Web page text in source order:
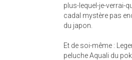
plus-lequel-je-verrai-
cadal mystère pas
du japon.
Et de soi-même :
peluche Aquali du